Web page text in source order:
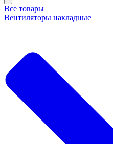
Все товары
Вентиляторы накладные